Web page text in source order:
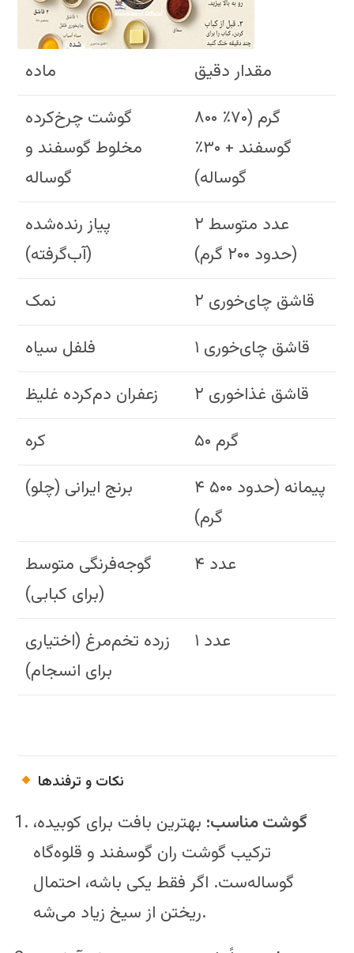
ماده
مقدار دقیق
گوشت چرخ‌کرده
مخلوط گوسفند و
گوساله
۸۰۰ گرم (۷۰٪
گوسفند + ۳۰٪
گوساله)
پیاز رنده‌شده
(آب‌گرفته)
۲ عدد متوسط
(حدود ۲۰۰ گرم)
نمک
۲ قاشق چای‌خوری
فلفل سیاه
۱ قاشق چای‌خوری
زعفران دم‌کرده غلیظ
۲ قاشق غذاخوری
کره
۵۰ گرم
برنج ایرانی (چلو)
۴ پیمانه (حدود ۵۰۰
گرم)
گوجه‌فرنگی متوسط
(برای کبابی)
۴ عدد
زرده تخم‌مرغ (اختیاری
برای انسجام)
۱ عدد
نکات و ترفندها
گوشت مناسب: بهترین بافت برای کوبیده،
ترکیب گوشت ران گوسفند و قلوه‌گاه
گوساله‌ست. اگر فقط یکی باشه، احتمال
ریختن از سیخ زیاد می‌شه.